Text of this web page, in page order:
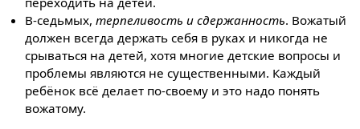
В-седьмых,терпеливость и сдержанность. Вожатый
должен всегда держать себя в руках и никогда не
срываться на детей, хотя многие детские вопросы и
проблемы являются не существенными. Каждый
ребёнок всё делает по-своему и это надо понять
вожатому.